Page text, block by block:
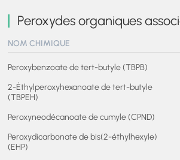
Peroxydes organiques
NOM CHIMIQUE
Peroxybenzoate de tert-butyle (TBPB)
2-Éthylperoxyhexanoate de tert-butyle
(TBPEH)
Peroxyneodécanoate de cumyle (CPND)
Peroxydicarbonate de bis(2-éthylhexyle)
(EHP)